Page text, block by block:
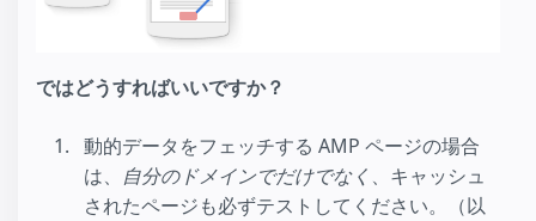
ではどうすればいいですか？
動的データをフェッチする AMP ページの場合
は、 自分のドメインでだけでなく 、キャッシュ
されたページも必ずテストしてください。（以